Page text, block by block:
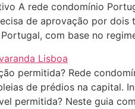
A rede condomínio
de aprovação por
com base no
permitida? Rede
de prédios na capital.
permitida? Neste guia